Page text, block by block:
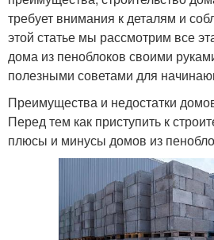
требует внимания к деталям и
этой статье мы рассмотрим все
дома из пеноблоков своими
полезными советами для
Преимущества и недостатки
Перед тем как приступить к
плюсы и минусы домов из